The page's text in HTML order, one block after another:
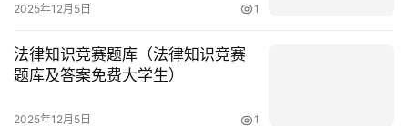
2025年12月5日 1
法律知识竞赛题库（法律知识竞赛
题库及答案免费大学生）
2025年12月5日 1